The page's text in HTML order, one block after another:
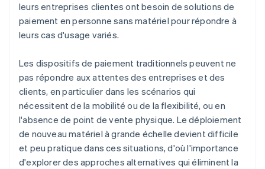
leurs entreprises clientes ont besoin de solutions de
paiement en personne sans matériel pour répondre à
leurs cas d'usage variés.
Les dispositifs de paiement traditionnels peuvent ne
pas répondre aux attentes des entreprises et des
clients, en particulier dans les scénarios qui
nécessitent de la mobilité ou de la flexibilité, ou en
l'absence de point de vente physique. Le déploiement
de nouveau matériel à grande échelle devient difficile
et peu pratique dans ces situations, d'où l'importance
d'explorer des approches alternatives qui éliminent la